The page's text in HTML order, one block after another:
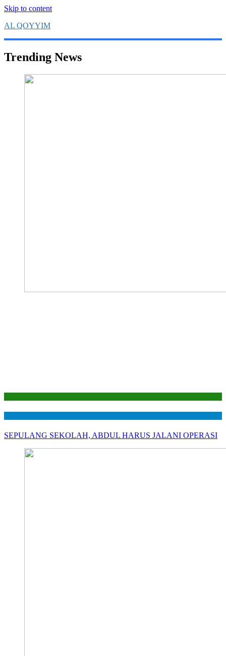
Skip to content
AL QOYYIM
Yayasan Al Qoyyim Sukoharjo
Trending News
SEPULANG SEKOLAH, ABDUL HARUS JALANI OPERASI